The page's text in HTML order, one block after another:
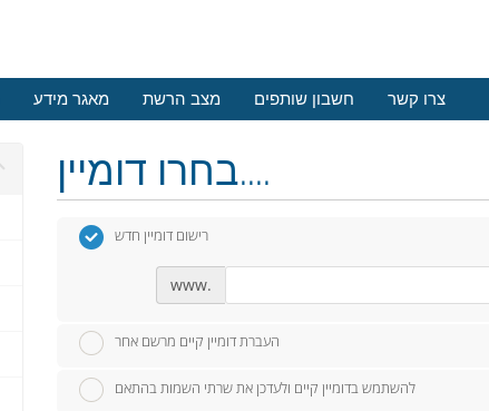
מאגר מידע מצב הרשת חשבון שותפים צרו קשר
בחרו דומיין....
רישום דומיין חדש
www.
העברת דומיין קיים מרשם אחר
להשתמש בדומיין קיים ולעדכן את שרתי השמות בהתאם